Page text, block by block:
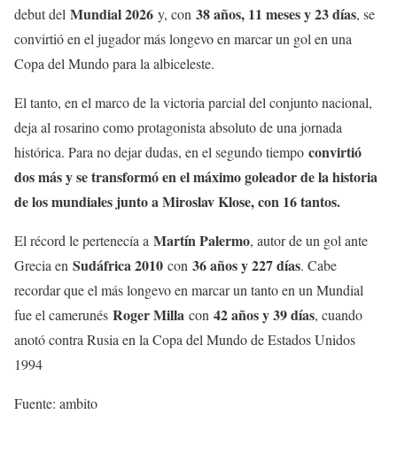
debut del Mundial 2026 y, con 38 años, 11 meses y 23 días, se
convirtió en el jugador más longevo en marcar un gol en una
Copa del Mundo para la albiceleste.
El tanto, en el marco de la victoria parcial del conjunto nacional,
deja al rosarino como protagonista absoluto de una jornada
histórica. Para no dejar dudas, en el segundo tiempo convirtió
dos más y se transformó en el máximo goleador de la historia
de los mundiales junto a Miroslav Klose, con 16 tantos.
El récord le pertenecía a Martín Palermo, autor de un gol ante
Grecia en Sudáfrica 2010 con 36 años y 227 días. Cabe
recordar que el más longevo en marcar un tanto en un Mundial
fue el camerunés Roger Milla con 42 años y 39 días, cuando
anotó contra Rusia en la Copa del Mundo de Estados Unidos
1994
Fuente: ambito